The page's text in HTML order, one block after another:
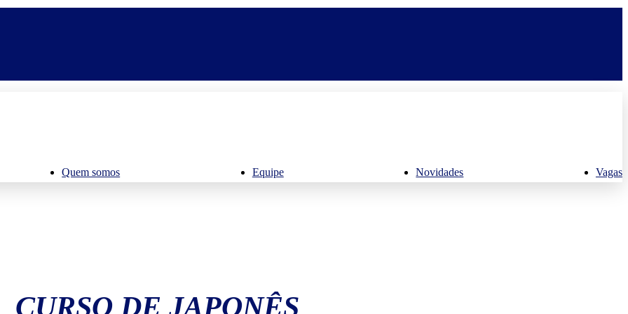
Quem somos Equipe Novidades Vagas
CURSO DE JAPONÊS